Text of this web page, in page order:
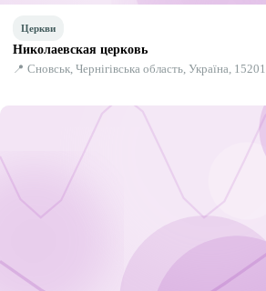
Церкви
Николаевская церковь
📍 Сновськ, Чернігівська область, Україна, 15201